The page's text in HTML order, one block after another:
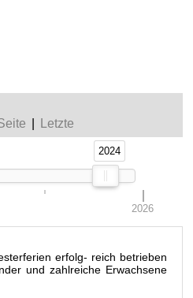
Letzte
2024
2024
2026
erfolg- reich betrieben
und zahlreiche Erwachsene